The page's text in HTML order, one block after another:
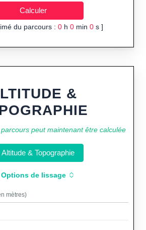
du parcours : 0 h 0 min 0 s ]
&
peut maintenant être calculée
Altitude & Topographie
de lissage
mètres)